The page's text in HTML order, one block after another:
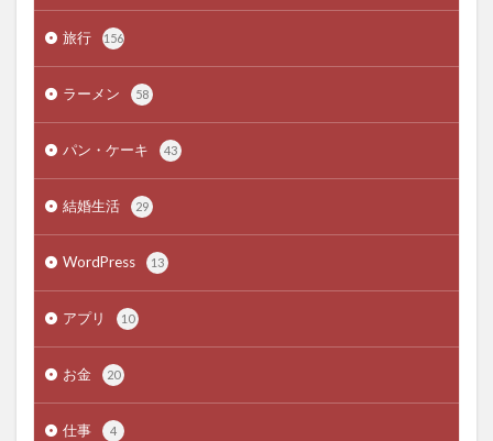
旅行 156
ラーメン 58
パン・ケーキ 43
結婚生活 29
WordPress 13
アプリ 10
お金 20
仕事 4